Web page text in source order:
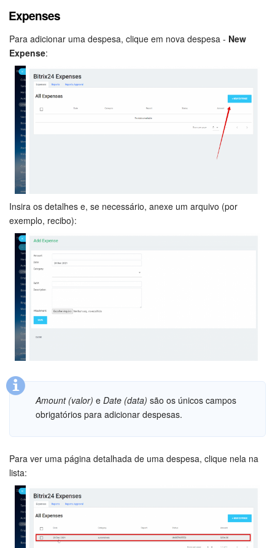
Base de conhecimento
Videoconferências em HD
Processos de negócio
Market (Aplicativos)
Bitrix24 Messenger
Bitrix24 On-premise
Questões Gerais
Novidades do Helpdesk (arquivo)
Conclua o processo de instalação:
Quando aparecer esta tela, isso significa que o aplicativo foi
instalado com sucesso:
Está pronto!
Expenses
Para adicionar uma despesa, clique em nova despesa - New
Expense:
Insira os detalhes e, se necessário, anexe um arquivo (por
exemplo, recibo):
Amount (valor) e Date (data) são os únicos campos
obrigatórios para adicionar despesas.
Para ver uma página detalhada de uma despesa, clique nela na
lista: